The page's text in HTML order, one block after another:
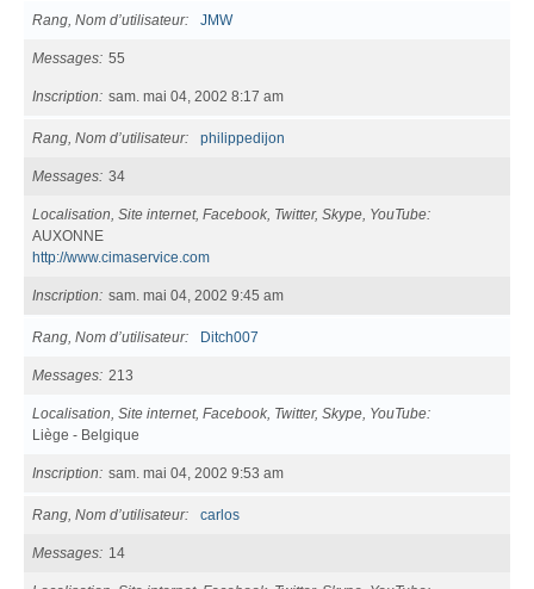
Rang, Nom d’utilisateur JMW
Messages 55
Inscription sam. mai 04, 2002 8:17 am
Rang, Nom d’utilisateur philippedijon
Messages 34
Localisation, Site internet, Facebook, Twitter, Skype, YouTube
AUXONNE
http://www.cimaservice.com
Inscription sam. mai 04, 2002 9:45 am
Rang, Nom d’utilisateur Ditch007
Messages 213
Localisation, Site internet, Facebook, Twitter, Skype, YouTube
Liège - Belgique
Inscription sam. mai 04, 2002 9:53 am
Rang, Nom d’utilisateur carlos
Messages 14